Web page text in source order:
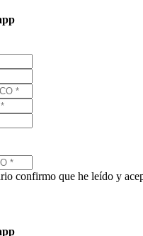
confirmo que he leído y